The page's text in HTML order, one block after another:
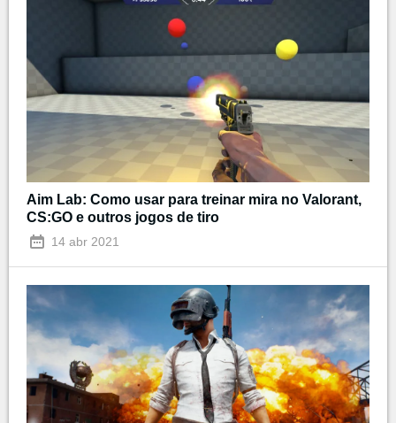
Aim Lab: Como usar para treinar mira no Valorant,
CS:GO e outros jogos de tiro
14 abr 2021